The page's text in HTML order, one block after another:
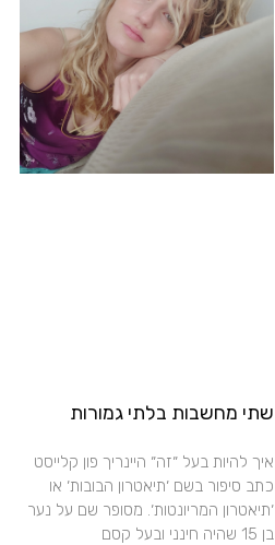
שתי מחשבות בלתי גמורות
איך להיות בעל ״זה״ היינריך פון קלייסט
כתב סיפור בשם ׳תיאטרון הבובות׳ או
׳תיאטרון המריונטות׳. מסופר שם על נער
בן 15 שהיה חינני ובעל קסם